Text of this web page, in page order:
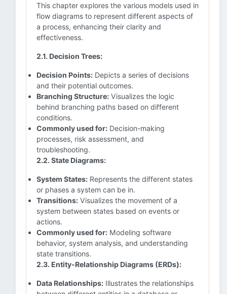
This chapter explores the various models used in
flow diagrams to represent different aspects of
a process, enhancing their clarity and
effectiveness.
2.1. Decision Trees:
Decision Points: Depicts a series of decisions
and their potential outcomes.
Branching Structure: Visualizes the logic
behind branching paths based on different
conditions.
Commonly used for: Decision-making
processes, risk assessment, and
troubleshooting.
2.2. State Diagrams:
System States: Represents the different states
or phases a system can be in.
Transitions: Visualizes the movement of a
system between states based on events or
actions.
Commonly used for: Modeling software
behavior, system analysis, and understanding
state transitions.
2.3. Entity-Relationship Diagrams (ERDs):
Data Relationships: Illustrates the relationships